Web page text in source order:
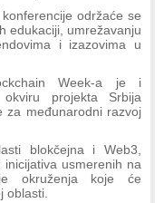
održaće se
edukaciji, umrežavanju
i izazovima u
Week-a je i
projekta Srbija
za međunarodni razvoj
blokčejna i Web3,
usmerenih na
okruženja koje će
oblasti.